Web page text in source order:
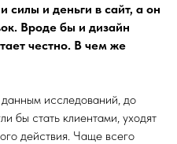
силы и деньги в сайт, а он
Вроде бы и дизайн
честно. В чем же
исследований, до
бы стать клиентами, уходят
действия. Чаще всего